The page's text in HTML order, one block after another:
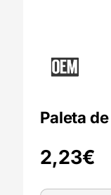
Paleta
2,23€